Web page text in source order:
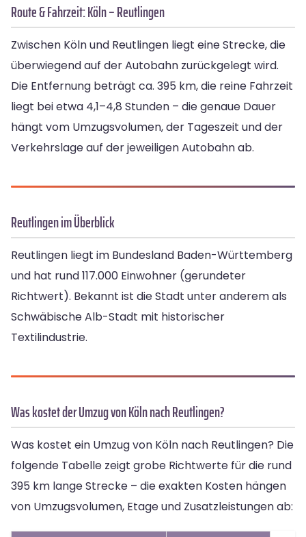
Route & Fahrzeit: Köln – Reutlingen
Zwischen Köln und Reutlingen liegt eine Strecke, die
überwiegend auf der Autobahn zurückgelegt wird.
Die Entfernung beträgt ca. 395 km, die reine Fahrzeit
liegt bei etwa 4,1–4,8 Stunden – die genaue Dauer
hängt vom Umzugsvolumen, der Tageszeit und der
Verkehrslage auf der jeweiligen Autobahn ab.
Reutlingen im Überblick
Reutlingen liegt im Bundesland Baden-Württemberg
und hat rund 117.000 Einwohner (gerundeter
Richtwert). Bekannt ist die Stadt unter anderem als
Schwäbische Alb-Stadt mit historischer
Textilindustrie.
Was kostet der Umzug von Köln nach Reutlingen?
Was kostet ein Umzug von Köln nach Reutlingen? Die
folgende Tabelle zeigt grobe Richtwerte für die rund
395 km lange Strecke – die exakten Kosten hängen
von Umzugsvolumen, Etage und Zusatzleistungen ab: